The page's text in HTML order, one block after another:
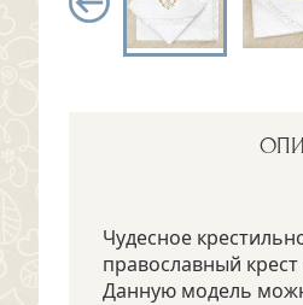
Чудесное
православный
Данную модель